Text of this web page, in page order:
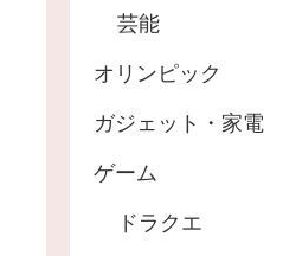
芸能
オリンピック
ガジェット・家電
ゲーム
ドラクエ